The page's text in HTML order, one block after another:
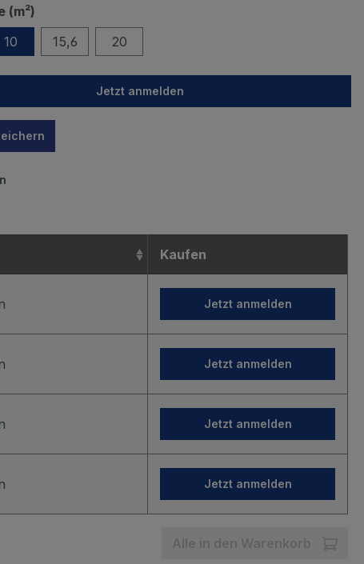
(m²)
10 15,6 20
Jetzt anmelden
Kaufen
Jetzt anmelden
Jetzt anmelden
Jetzt anmelden
Jetzt anmelden
Alle in den Warenkorb